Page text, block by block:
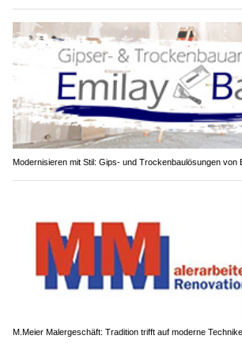
Modernisieren mit Stil: Gips- und Trockenbaulösungen von
M.Meier Malergeschäft: Tradition trifft auf moderne